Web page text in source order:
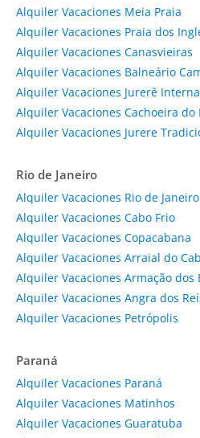
Alquiler Vacaciones Meia Praia
Alquiler Vacaciones Praia dos
Alquiler Vacaciones Canasvieiras
Alquiler Vacaciones Balneário
Alquiler Vacaciones Jurerê
Alquiler Vacaciones Cachoeira do
Alquiler Vacaciones Jurere
Rio de Janeiro
Alquiler Vacaciones Rio de Janeiro
Alquiler Vacaciones Cabo Frio
Alquiler Vacaciones Copacabana
Alquiler Vacaciones Arraial do
Alquiler Vacaciones Armação dos
Alquiler Vacaciones Angra dos
Alquiler Vacaciones Petrópolis
Paraná
Alquiler Vacaciones Paraná
Alquiler Vacaciones Matinhos
Alquiler Vacaciones Guaratuba